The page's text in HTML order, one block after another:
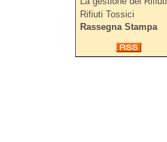
Rifiuti Tossici
Rassegna Stampa